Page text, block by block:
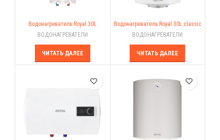
Водонагреватель Royal 30L
ВОДОНАГРЕВАТЕЛИ
ЧИТАТЬ ДАЛЕЕ
Водонагреватель Royal 30L classic
ВОДОНАГРЕВАТЕЛИ
ЧИТАТЬ ДАЛЕЕ